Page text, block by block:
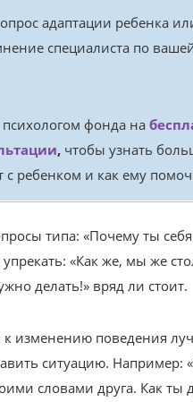
адаптации ребенка
специалиста по
фонда на
, чтобы узнать
с ребенком и как ему
типа: «Почему ты себя
«Как же, мы же
делать!» вряд ли стоит.
к изменению поведения
ситуацию. Например:
словами друга. Как ты